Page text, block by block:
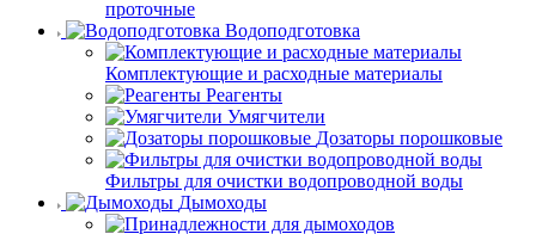
проточные
Водоподготовка
Комплектующие и расходные материалы
Реагенты
Умягчители
Дозаторы порошковые
Фильтры для очистки водопроводной воды
Дымоходы